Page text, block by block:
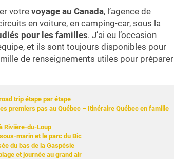
votrevoyage au Canada, l’agence de
en voiture, en camping-car, sous la
pour les familles. J’ai eu l’occasion
et ils sont toujours disponibles pour
de renseignements utiles pour préparer
trip étape par étape
premiers pas au Québec – Itinéraire Québec en famille
Rivière-du-Loup
marin et le parc du Bic
du bas de la Gaspésie
et journée au grand air